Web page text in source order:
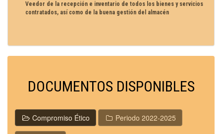
Veedor de la recepción e inventario de todos los bienes y servicios
contratados, así como de la buena gestión del almacén
DOCUMENTOS DISPONIBLES
Compromiso Ético Periodo 2022-2025